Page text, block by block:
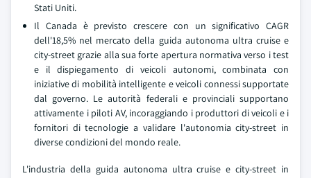
Stati Uniti.
Il Canada è previsto crescere con un significativo CAGR
dell'18,5% nel mercato della guida autonoma ultra cruise e
city-street grazie alla sua forte apertura normativa verso i test
e il dispiegamento di veicoli autonomi, combinata con
iniziative di mobilità intelligente e veicoli connessi supportate
dal governo. Le autorità federali e provinciali supportano
attivamente i piloti AV, incoraggiando i produttori di veicoli e i
fornitori di tecnologie a validare l'autonomia city-street in
diverse condizioni del mondo reale.
L'industria della guida autonoma ultra cruise e city-street in